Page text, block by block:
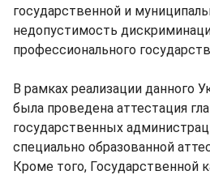
государственной и
недопустимость
профессионального
В рамках реализации данного
была проведена аттестация
государственных
специально образованной
Кроме того, Государственной